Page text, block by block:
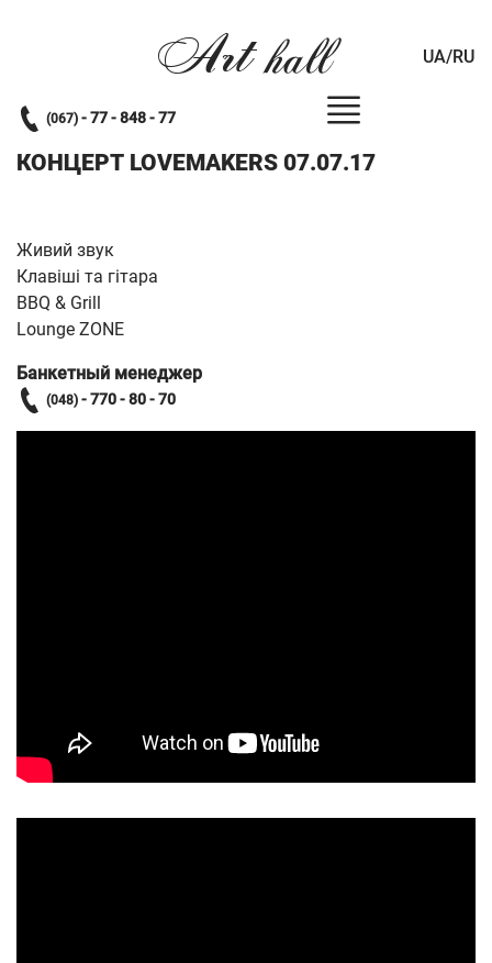
Arthall
(067) - 77 - 848 - 77
UA/RU
КОНЦЕРТ LOVEMAKERS 07.07.17
Живий звук
Клавіші та гітара
BBQ & Grill
Lounge ZONE
Банкетный менеджер
(048) - 770 - 80 - 70